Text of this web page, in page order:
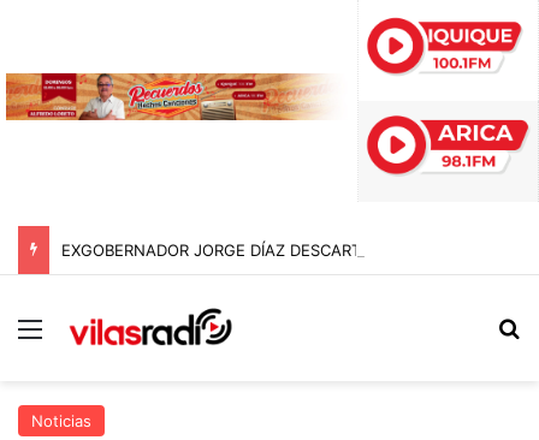
Menú
Noticias